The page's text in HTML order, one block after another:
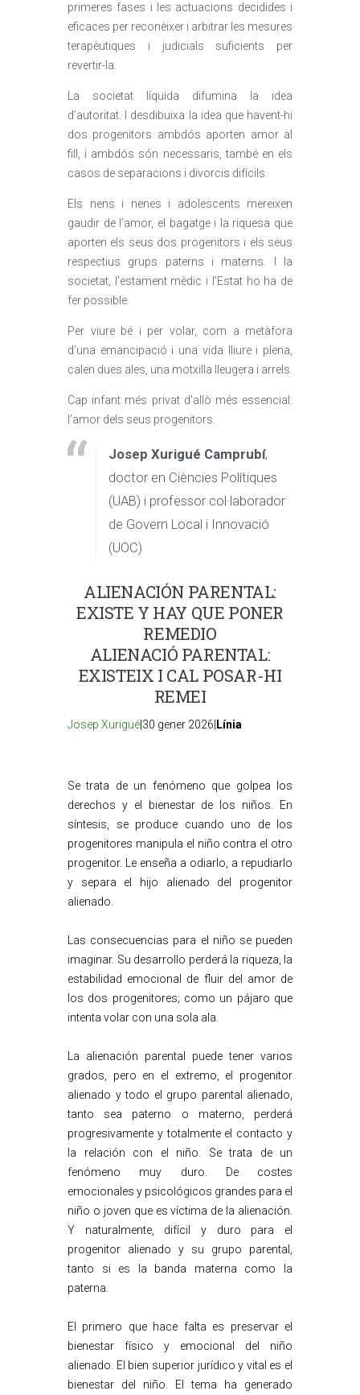
primeres fases i les actuacions decidides i
eficaces per reconèixer i arbitrar les mesures
terapèutiques i judicials suficients per
revertir-la.
La societat líquida difumina la idea
d’autoritat. I desdibuixa la idea que havent-hi
dos progenitors ambdós aporten amor al
fill, i ambdós són necessaris, també en els
casos de separacions i divorcis difícils.
Els nens i nenes i adolescents mereixen
gaudir de l’amor, el bagatge i la riquesa que
aporten els seus dos progenitors i els seus
respectius grups paterns i materns. I la
societat, l’estament mèdic i l’Estat ho ha de
fer possible.
Per viure bé i per volar, com a metàfora
d’una emancipació i una vida lliure i plena,
calen dues ales, una motxilla lleugera i arrels.
Cap infant més privat d’allò més essencial:
l’amor dels seus progenitors.
Josep Xurigué Camprubí,
doctor en Ciències Polítiques
(UAB) i professor col·laborador
de Govern Local i Innovació
(UOC)
ALIENACIÓN PARENTAL:
EXISTE Y HAY QUE PONER
REMEDIO
ALIENACIÓ PARENTAL:
EXISTEIX I CAL POSAR-HI
REMEI
Josep Xurigué |30 gener 2026| Línia
Se trata de un fenómeno que golpea los
derechos y el bienestar de los niños. En
síntesis, se produce cuando uno de los
progenitores manipula el niño contra el otro
progenitor. Le enseña a odiarlo, a repudiarlo
y separa el hijo alienado del progenitor
alienado.
Las consecuencias para el niño se pueden
imaginar. Su desarrollo perderá la riqueza, la
estabilidad emocional de fluir del amor de
los dos progenitores; como un pájaro que
intenta volar con una sola ala.
La alienación parental puede tener varios
grados, pero en el extremo, el progenitor
alienado y todo el grupo parental alienado,
tanto sea paterno o materno, perderá
progresivamente y totalmente el contacto y
la relación con el niño. Se trata de un
fenómeno muy duro. De costes
emocionales y psicológicos grandes para el
niño o joven que es víctima de la alienación.
Y naturalmente, difícil y duro para el
progenitor alienado y su grupo parental,
tanto si es la banda materna como la
paterna.
El primero que hace falta es preservar el
bienestar físico y emocional del niño
alienado. El bien superior jurídico y vital es el
bienestar del niño. El tema ha generado